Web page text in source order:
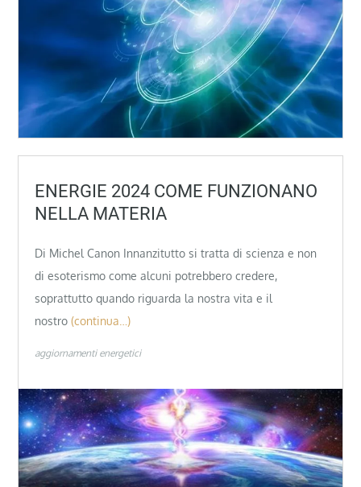
ENERGIE 2024 COME FUNZIONANO
NELLA MATERIA
Di Michel Canon Innanzitutto si tratta di scienza e non
di esoterismo come alcuni potrebbero credere,
soprattutto quando riguarda la nostra vita e il
nostro (continua…)
aggiornamenti energetici